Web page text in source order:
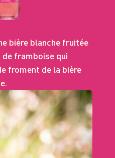
bière blanche fruitée
de framboise qui
froment de la bière